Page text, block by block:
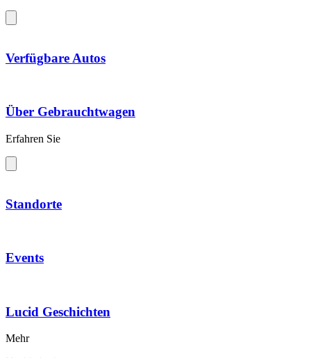
Verfügbare Autos
Über Gebrauchtwagen
Erfahren Sie
Standorte
Events
Lucid Geschichten
Mehr